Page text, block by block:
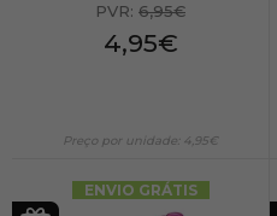
PVR: 6,95€
4,95€
Preço por unidade: 4,95€
ENVIO GRÁTIS